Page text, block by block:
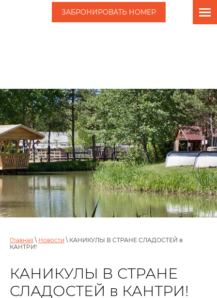
ЗАБРОНИРОВАТЬ НОМЕР
Главная \ Новости \ КАНИКУЛЫ В СТРАНЕ СЛАДОСТЕЙ в
КАНТРИ!
КАНИКУЛЫ В СТРАНЕ
СЛАДОСТЕЙ в КАНТРИ!